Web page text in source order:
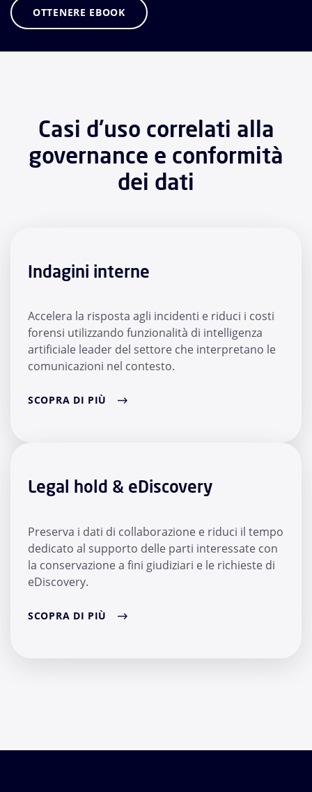
OTTENERE EBOOK
Casi d'uso correlati alla
governance e conformità
dei dati
Indagini interne
Accelera la risposta agli incidenti e riduci i costi
forensi utilizzando funzionalità di intelligenza
artificiale leader del settore che interpretano le
comunicazioni nel contesto.
SCOPRA DI PIÙ
Legal hold & eDiscovery
Preserva i dati di collaborazione e riduci il tempo
dedicato al supporto delle parti interessate con
la conservazione a fini giudiziari e le richieste di
eDiscovery.
SCOPRA DI PIÙ